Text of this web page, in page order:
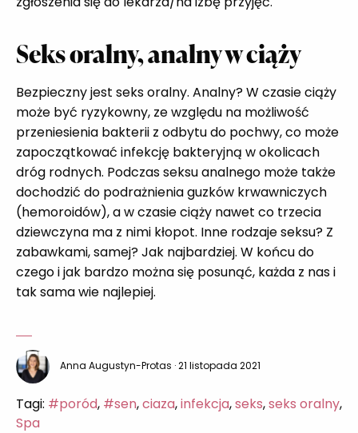
Seks oralny, analny w ciąży
Bezpieczny jest seks oralny. Analny? W czasie ciąży
może być ryzykowny, ze względu na możliwość
przeniesienia bakterii z odbytu do pochwy, co może
zapoczątkować infekcję bakteryjną w okolicach
dróg rodnych. Podczas seksu analnego może także
dochodzić do podrażnienia guzków krwawniczych
(hemoroidów), a w czasie ciąży nawet co trzecia
dziewczyna ma z nimi kłopot. Inne rodzaje seksu? Z
zabawkami, samej? Jak najbardziej. W końcu do
czego i jak bardzo można się posunąć, każda z nas i
tak sama wie najlepiej.
Anna Augustyn-Protas · 21 listopada 2021
Tagi: #poród, #sen,ciaza,infekcja,seks,seks oralny,
Spa